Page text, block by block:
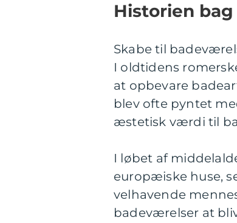
Historien
Skabe til
I oldtidens
at opbevare
blev ofte pyntet
æstetisk værdi til
I løbet af
europæiske huse,
velhavende
badeværelser at